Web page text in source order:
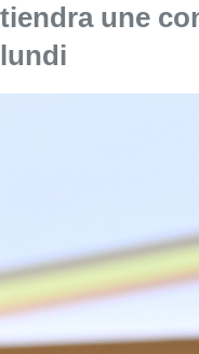
tiendra une
lundi